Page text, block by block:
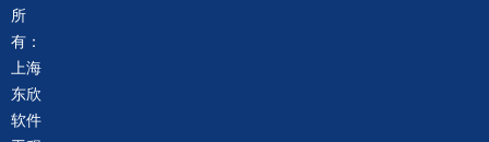
所
有：
上海
东欣
软件